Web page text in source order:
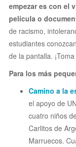
empezar es con el
película o
de racismo,
estudiantes
de la pantalla.
Para los más
Camino a la
el apoyo de
cuatro niños
Carlitos de
Marruecos.